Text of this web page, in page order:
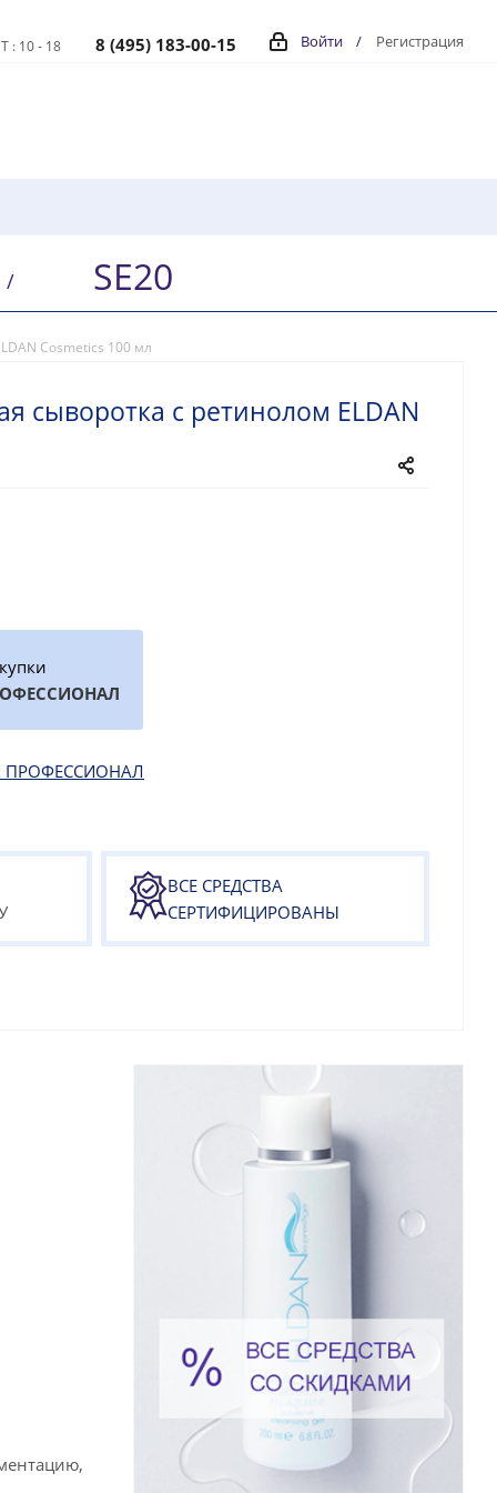
Войти / Регистрация
: 10 - 18 8 (495) 183-00-15
/ SE20
Cosmetics 100 мл
сыворотка с ретинолом ELDAN
ПРОФЕССИОНАЛ
ВСЕ СРЕДСТВА
СЕРТИФИЦИРОВАНЫ